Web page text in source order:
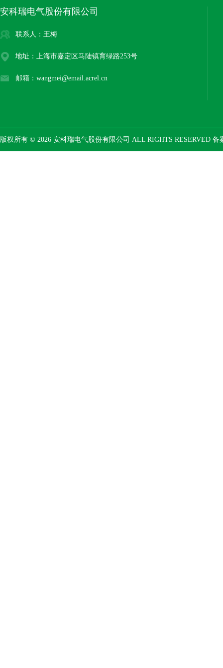
安科瑞电气股份有限公司
联系人：王梅
地址：上海市嘉定区马陆镇育绿路253号
邮箱：wangmei@email.acrel.cn
版权所有 © 2026 安科瑞电气股份有限公司 ALL RIGHTS RESERVED 备